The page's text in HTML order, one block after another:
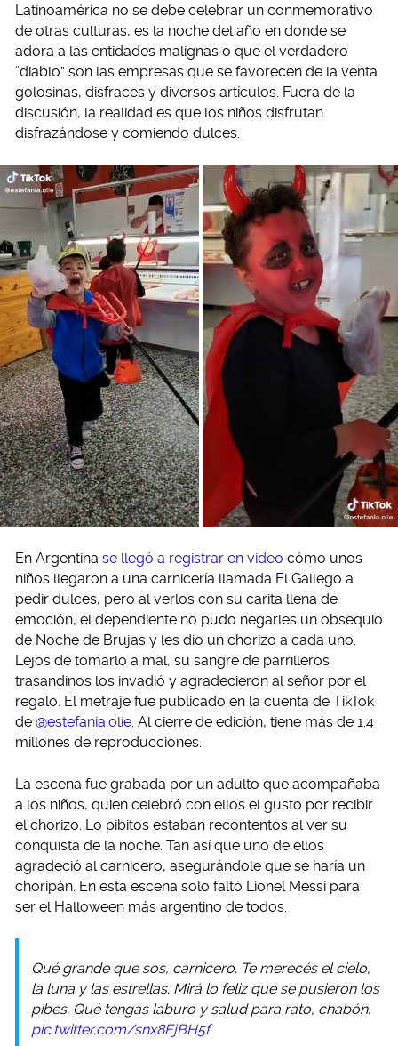
Latinoamérica no se debe celebrar un conmemorativo
de otras culturas, es la noche del año en donde se
adora a las entidades malignas o que el verdadero
“diablo” son las empresas que se favorecen de la venta
golosinas, disfraces y diversos artículos. Fuera de la
discusión, la realidad es que los niños disfrutan
disfrazándose y comiendo dulces.
En Argentina se llegó a registrar en video cómo unos
niños llegaron a una carnicería llamada El Gallego a
pedir dulces, pero al verlos con su carita llena de
emoción, el dependiente no pudo negarles un obsequio
de Noche de Brujas y les dio un chorizo a cada uno.
Lejos de tomarlo a mal, su sangre de parrilleros
trasandinos los invadió y agradecieron al señor por el
regalo. El metraje fue publicado en la cuenta de TikTok
de @estefania.olie. Al cierre de edición, tiene más de 1.4
millones de reproducciones.
La escena fue grabada por un adulto que acompañaba
a los niños, quien celebró con ellos el gusto por recibir
el chorizo. Lo pibitos estaban recontentos al ver su
conquista de la noche. Tan así que uno de ellos
agradeció al carnicero, asegurándole que se haría un
choripán. En esta escena solo faltó Lionel Messi para
ser el Halloween más argentino de todos.
Qué grande que sos, carnicero. Te merecés el cielo,
la luna y las estrellas. Mirá lo feliz que se pusieron los
pibes. Qué tengas laburo y salud para rato, chabón.
pic.twitter.com/snx8EjBH5f